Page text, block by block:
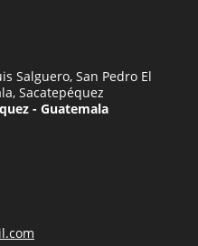
Salguero, San Pedro El
Sacatepéquez
- Guatemala